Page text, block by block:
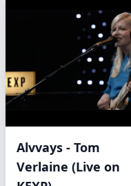
Alvvays - Tom
Verlaine (Live on